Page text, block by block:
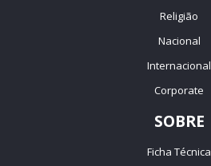
Religião
Nacional
Internacional
Corporate
SOBRE
Ficha Técnica